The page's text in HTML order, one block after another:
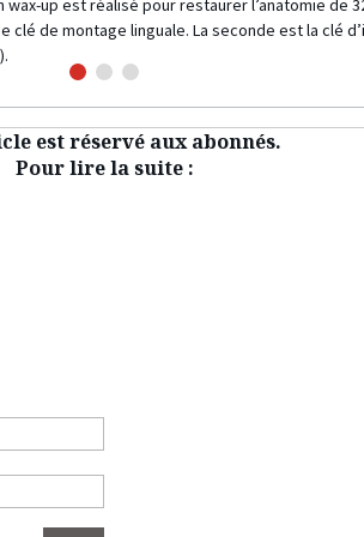
up est réalisé pour restaurer l’anatomie de
de montage linguale. La seconde est la clé
est réservé aux abonnés.
Pour lire la suite :